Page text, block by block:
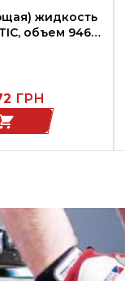
жидкость
объем 946
ГРН